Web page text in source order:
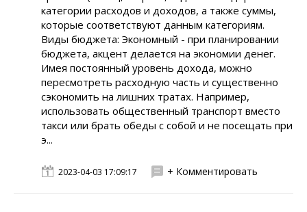
категории расходов и доходов, а также суммы,
которые соответствуют данным категориям.
Виды бюджета: Экономный - при планировании
бюджета, акцент делается на экономии денег.
Имея постоянный уровень дохода, можно
пересмотреть расходную часть и существенно
сэкономить на лишних тратах. Например,
использовать общественный транспорт вместо
такси или брать обеды с собой и не посещать при
э...
2023-04-03 17:09:17 + Комментировать